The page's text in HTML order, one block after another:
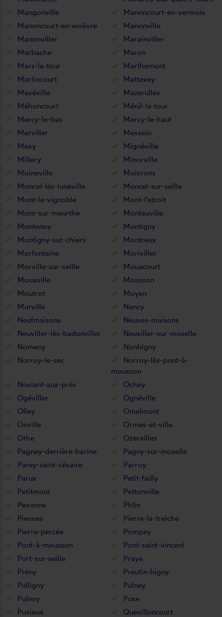
Mangonville
Manoncourt-en-vermois
Manoncourt-en-woëvre
Manonville
Manonviller
Marainviller
Marbache
Maron
Mars-la-tour
Marthemont
Martincourt
Mattexey
Maxéville
Mazerulles
Méhoncourt
Ménil-la-tour
Mercy-le-bas
Mercy-le-haut
Merviller
Messein
Mexy
Mignéville
Millery
Minorville
Moineville
Moivrons
Moncel-lès-lunéville
Moncel-sur-seille
Mont-le-vignoble
Mont-l'etroit
Mont-sur-meurthe
Montauville
Montenoy
Montigny
Montigny-sur-chiers
Montreux
Morfontaine
Moriviller
Morville-sur-seille
Mouacourt
Mouaville
Mousson
Moutrot
Moyen
Murville
Nancy
Neufmaisons
Neuves-maisons
Neuviller-lès-badonviller
Neuviller-sur-moselle
Nomeny
Nonhigny
Norroy-le-sec
Norroy-lès-pont-à-
mousson
Noviant-aux-prés
Ochey
Ogéviller
Ognéville
Olley
Omelmont
Onville
Ormes-et-ville
Othe
Ozerailles
Pagney-derrière-barine
Pagny-sur-moselle
Parey-saint-césaire
Parroy
Parux
Petit-failly
Petitmont
Pettonville
Pexonne
Phlin
Piennes
Pierre-la-treiche
Pierre-percée
Pompey
Pont-à-mousson
Pont-saint-vincent
Port-sur-seille
Praye
Prény
Preutin-higny
Pulligny
Pulney
Pulnoy
Puxe
Puxieux
Quevilloncourt